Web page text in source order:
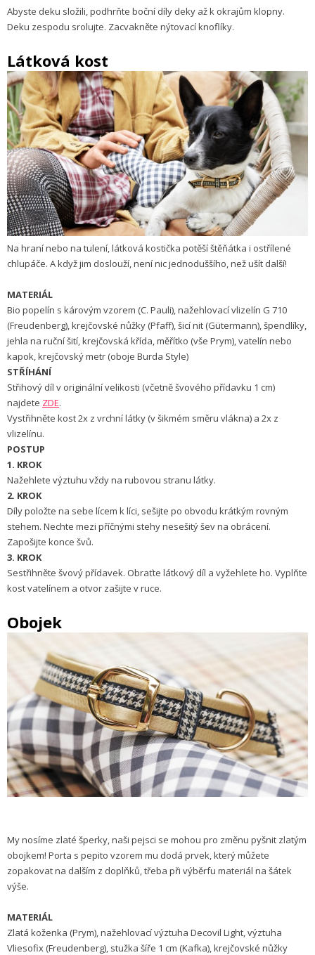
Abyste deku složili, podhrňte boční díly deky až k okrajům klopny.
Deku zespodu srolujte. Zacvakněte nýtovací knoflíky.
Látková kost
Na hraní nebo na tulení, látková kostička potěší štěňátka i ostřílené
chlupáče. A když jim doslouží, není nic jednoduššího, než ušít další!
MATERIÁL
Bio popelín s károvým vzorem (C. Pauli), nažehlovací vlizelín G 710
(Freudenberg), krejčovské nůžky (Pfaff), šicí nit (Gütermann), špendlíky,
jehla na ruční šití, krejčovská křída, měřítko (vše Prym), vatelín nebo
kapok, krejčovský metr (oboje Burda Style)
STŘÍHÁNÍ
Střihový díl v originální velikosti (včetně švového přídavku 1 cm)
najdete ZDE.
Vystřihněte kost 2x z vrchní látky (v šikmém směru vlákna) a 2x z
vlizelínu.
POSTUP
1. KROK
Nažehlete výztuhu vždy na rubovou stranu látky.
2. KROK
Díly položte na sebe lícem k líci, sešijte po obvodu krátkým rovným
stehem. Nechte mezi příčnými stehy nesešitý šev na obrácení.
Zapošijte konce švů.
3. KROK
Sestřihněte švový přídavek. Obraťte látkový díl a vyžehlete ho. Vyplňte
kost vatelínem a otvor zašijte v ruce.
Obojek
My nosíme zlaté šperky, naši pejsci se mohou pro změnu pyšnit zlatým
obojkem! Porta s pepito vzorem mu dodá prvek, který můžete
zopakovat na dalším z doplňků, třeba při výběrfu materiál na šátek
výše.
MATERIÁL
Zlatá koženka (Prym), nažehlovací výztuha Decovil Light, výztuha
Vliesofix (Freudenberg), stužka šíře 1 cm (Kafka), krejčovské nůžky